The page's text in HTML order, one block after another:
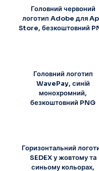
Головний червоний
логотип Adobe для
Store, безкоштовний
Головний логотип
WavePay, синій
монохромний,
безкоштовний PNG
Горизонтальний
SEDEX у жовтому та
синьому кольорах,